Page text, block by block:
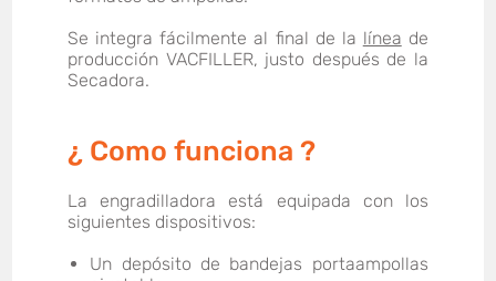
Se integra fácilmente al final de la línea de
producción VACFILLER, justo después de la
Secadora.
¿ Como funciona ?
La engradilladora está equipada con los
siguientes dispositivos:
Un depósito de bandejas portaampollas